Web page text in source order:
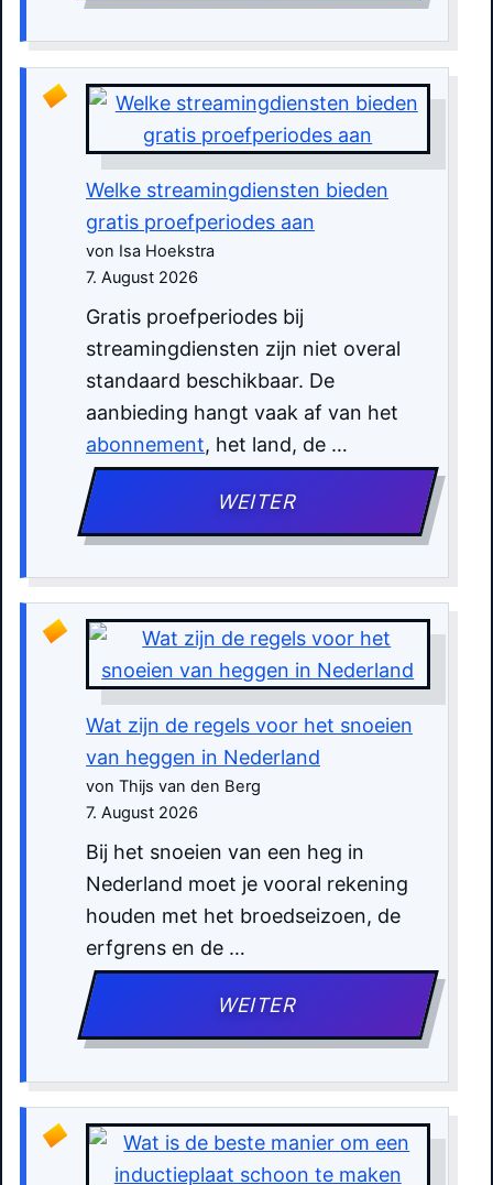
Welke streamingdiensten bieden
gratis proefperiodes aan
von Isa Hoekstra
7. August 2026
Gratis proefperiodes bij
streamingdiensten zijn niet overal
standaard beschikbaar. De
aanbieding hangt vaak af van het
abonnement, het land, de …
WEITER
Wat zijn de regels voor het snoeien
van heggen in Nederland
von Thijs van den Berg
7. August 2026
Bij het snoeien van een heg in
Nederland moet je vooral rekening
houden met het broedseizoen, de
erfgrens en de …
WEITER